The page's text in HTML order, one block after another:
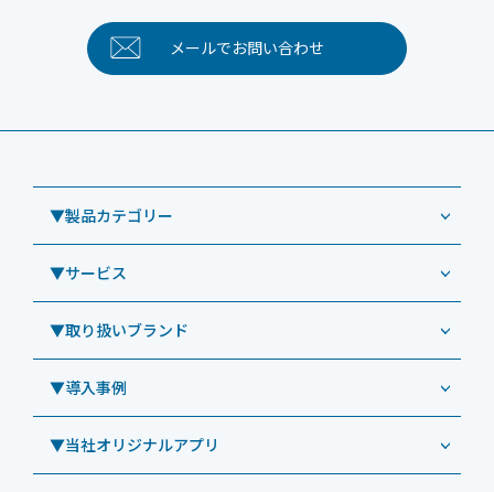
メールでお問い合わせ
▼製品カテゴリー
業務用タブレット
Windowsタブレット TW2A-NF9LTA
Windowsタブレット TW2A-N9LTA
Windowsタブレット TW2A-N9LT
Windowsタブレット TW2A-E9LT
Androidタブレット TA2C-NF8
▼サービス
コールセンター
CRMシステム「カイゼンコール」
リペアサービス
教育機関向けiPad修理パック
▼取り扱いブランド
ODS（オーディーエス）
LG（エルジー）
ViewSonic（ビューソニック）
▼導入事例
導入事例（業務用タブレット、デジタルサイネージほか）
▼当社オリジナルアプリ